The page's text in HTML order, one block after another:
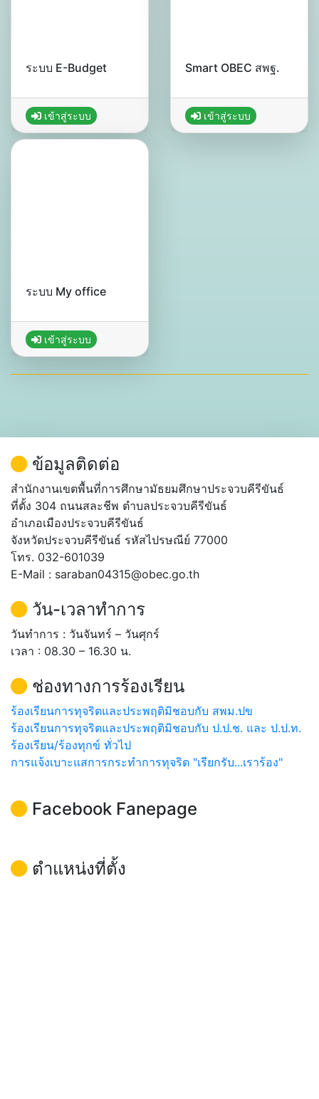
ระบบ E-Budget
เข้าสู่ระบบ
Smart OBEC สพฐ.
เข้าสู่ระบบ
ระบบ My office
เข้าสู่ระบบ
ข้อมูลติดต่อ
สำนักงานเขตพื้นที่การศึกษามัธยมศึกษาประจวบคีรีขันธ์
ที่ตั้ง 304 ถนนสละชีพ ตำบลประจวบคีรีขันธ์
อำเภอเมืองประจวบคีรีขันธ์
จังหวัดประจวบคีรีขันธ์ รหัสไปรษณีย์ 77000
โทร. 032-601039
E-Mail : saraban04315@obec.go.th
วัน-เวลาทำการ
วันทำการ : วันจันทร์ – วันศุกร์
เวลา : 08.30 – 16.30 น.
ช่องทางการร้องเรียน
ร้องเรียนการทุจริตและประพฤติมิชอบกับ สพม.ปข
ร้องเรียนการทุจริตและประพฤติมิชอบกับ ป.ป.ช. และ ป.ป.ท.
ร้องเรียน/ร้องทุกข์ ทั่วไป
การแจ้งเบาะแสการกระทำการทุจริต "เรียกรับ...เราร้อง"
Facebook Fanepage
ตำแหน่งที่ตั้ง